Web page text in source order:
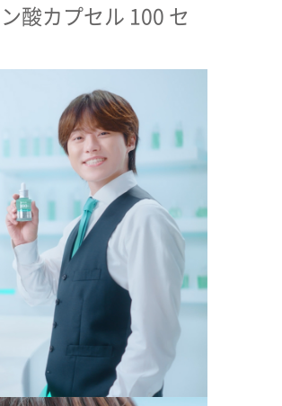
酸カプセル 100 セ